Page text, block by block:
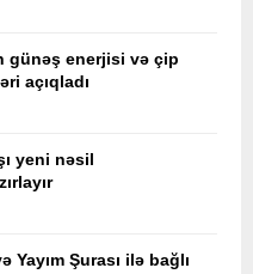
günəş enerjisi və çip
açıqladı
yeni nəsil
Şurası ilə bağlı